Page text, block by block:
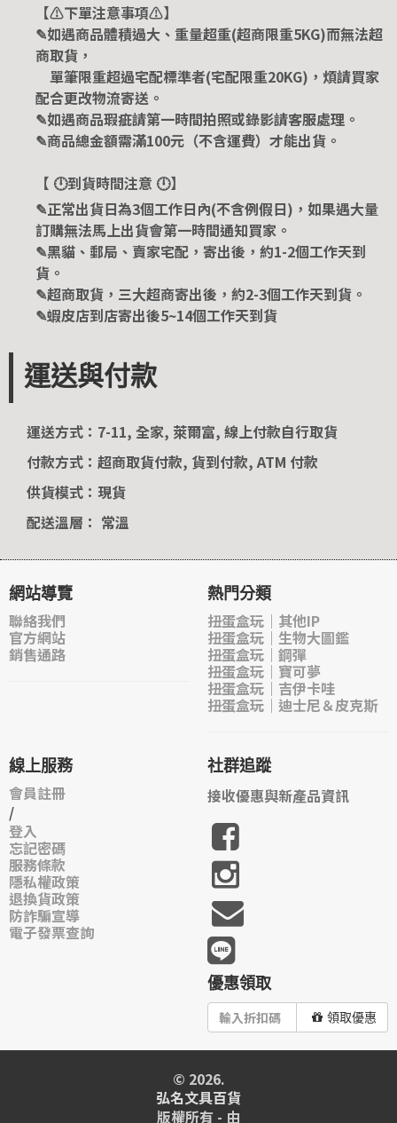
【⚠️下單注意事項⚠️】
✎如遇商品體積過大、重量超重(超商限重5KG)而無法超
商取貨，
單筆限重超過宅配標準者(宅配限重20KG)，煩請買家
配合更改物流寄送。
✎如遇商品瑕疵請第一時間拍照或錄影請客服處理。
✎商品總金額需滿100元（不含運費）才能出貨。
【 🕛到貨時間注意 🕛】
✎正常出貨日為3個工作日內(不含例假日)，如果遇大量
訂購無法馬上出貨會第一時間通知買家。
✎黑貓、郵局、賣家宅配，寄出後，約1-2個工作天到
貨。
✎超商取貨，三大超商寄出後，約2-3個工作天到貨。
✎蝦皮店到店寄出後5~14個工作天到貨
運送與付款
運送方式：7-11, 全家, 萊爾富, 線上付款自行取貨
付款方式：超商取貨付款, 貨到付款, ATM 付款
供貨模式：現貨
配送溫層： 常溫
網站導覽
聯絡我們
官方網站
銷售通路
熱門分類
扭蛋盒玩｜其他IP
扭蛋盒玩｜生物大圖鑑
扭蛋盒玩｜鋼彈
扭蛋盒玩｜寶可夢
扭蛋盒玩｜吉伊卡哇
扭蛋盒玩｜迪士尼＆皮克斯
線上服務
會員註冊
/
登入
忘記密碼
服務條款
隱私權政策
退換貨政策
防詐騙宣導
電子發票查詢
社群追蹤
接收優惠與新產品資訊
優惠領取
領取優惠
© 2026.
弘名文具百貨
版權所有 - 由